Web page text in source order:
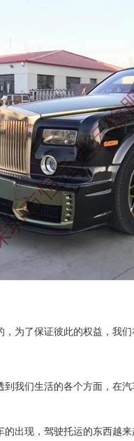
为了保证彼此的权益，我
到我们生活的各个方面，在
的出现，驾驶托运的东西越